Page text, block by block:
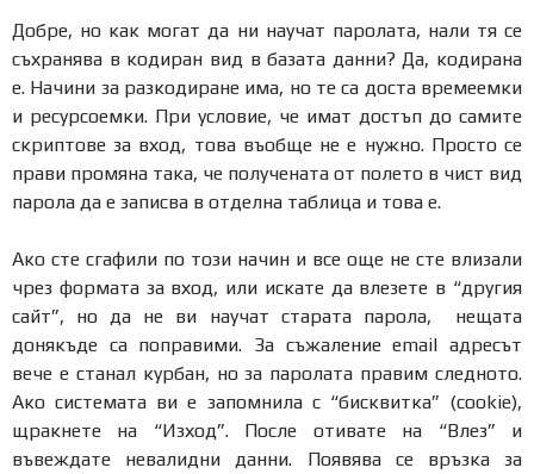
Добре, но как могат да ни научат паролата, нали тя се
съхранява в кодиран вид в базата данни? Да, кодирана
е. Начини за разкодиране има, но те са доста времеемки
и ресурсоемки. При условие, че имат достъп до самите
скриптове за вход, това въобще не е нужно. Просто се
прави промяна така, че получената от полето в чист вид
парола да е записва в отделна таблица и това е.
Ако сте сгафили по този начин и все още не сте влизали
чрез формата за вход, или искате да влезете в “другия
сайт”, но да не ви научат старата парола, нещата
донякъде са поправими. За съжаление email адресът
вече е станал курбан, но за паролата правим следното.
Ако системата ви е запомнила с “бисквитка” (cookie),
щракнете на “Изход”. После отивате на “Влез” и
въвеждате невалидни данни. Появява се връзка за